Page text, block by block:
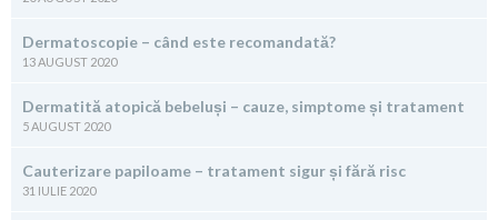
Dermatoscopie – când este recomandată?
13 AUGUST 2020
Dermatită atopică bebeluși – cauze, simptome și tratament
5 AUGUST 2020
Cauterizare papiloame – tratament sigur și fără risc
31 IULIE 2020